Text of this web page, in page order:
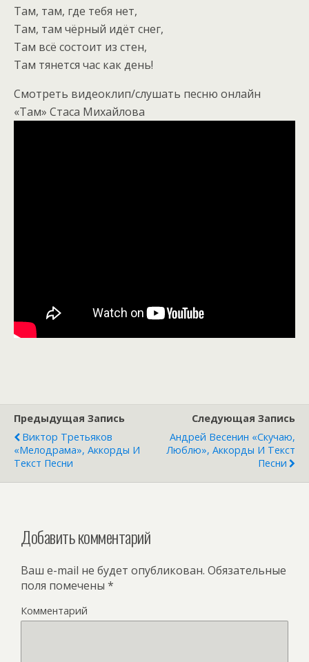
Там, там, где тебя нет,
Там, там чёрный идёт снег,
Там всё состоит из стен,
Там тянется час как день!
Смотреть видеоклип/слушать песню онлайн
«Там» Стаса Михайлова
Предыдущая Запись
Виктор Третьяков
«Мелодрама», Аккорды И
Текст Песни
Следующая Запись
Андрей Весенин «Скучаю,
Люблю», Аккорды И Текст
Песни
Добавить комментарий
Ваш e-mail не будет опубликован. Обязательные
поля помечены *
Комментарий